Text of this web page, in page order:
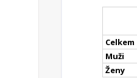
Celkem
Muži
Ženy